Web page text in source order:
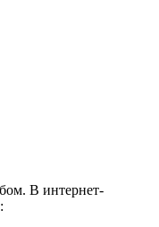
В интернет-